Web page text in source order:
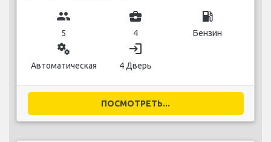
group
5
business_center
4
local_gas_station
Бензин
miscellaneous_services
Автоматическая
login
4 Дверь
ПОСМОТРЕТЬ...